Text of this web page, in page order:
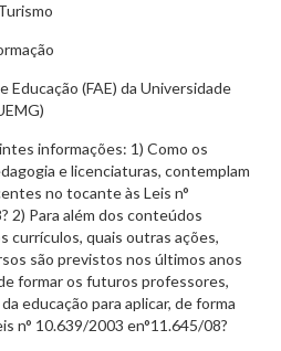
Educação (FAE) da Universidade
informações: 1) Como os
e licenciaturas, contemplam
no tocante às Leis n°
2) Para além dos conteúdos
quais outras ações,
são previstos nos últimos anos
formar os futuros professores,
educação para aplicar, de forma
n° 10.639/2003 en°11.645/08?